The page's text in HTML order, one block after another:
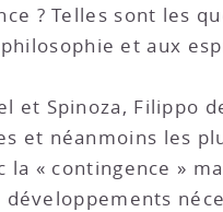
? Telles sont les
et aux
et Spinoza, Filippo
et néanmoins les
« contingence »